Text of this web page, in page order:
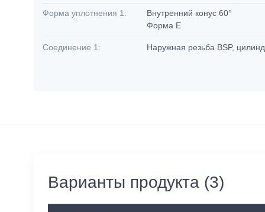
Форма уплотнения 1:
Внутренний конус 60°
Форма E
Соединение 1: Наружная резьба BSP,
Варианты продукта (3)